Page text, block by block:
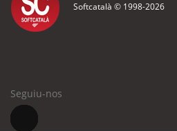
Softcatalà © 1998-2026
Seguiu-nos